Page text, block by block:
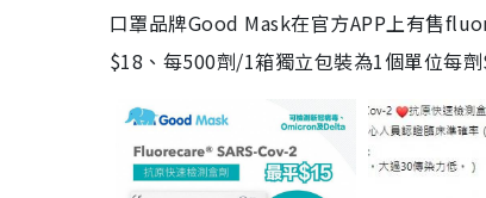
口罩品牌Good Mask在官方APP上有售
$18、每500劑/1箱獨立包裝為1個單位每